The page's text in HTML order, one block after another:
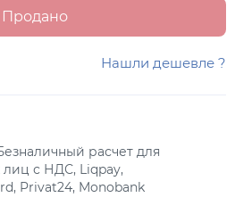
Продано
Нашли дешевле ?
расчет для
с НДС, Liqpay,
Privat24, Monobank